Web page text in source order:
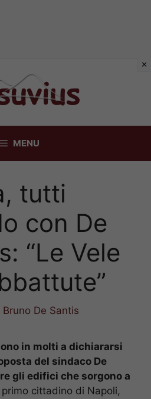
MENU
tutti
con De
“Le Vele
Bruno De Santis
in molti a dichiararsi
del sindaco De
gli edifici che sorgono a
primo cittadino di Napoli,